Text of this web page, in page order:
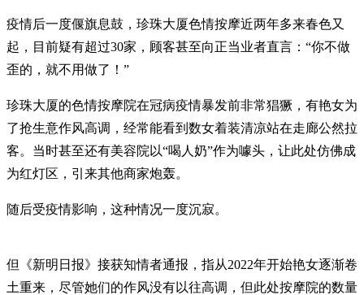
疫情后一度偃旗息鼓，珍珠大厦色情按摩近两年多来春色又
起，目前疑有超过30家，顾客甚至向正当业者直言：“你不做
歪的，就不用做了！”
珍珠大厦的色情按摩院在冠病疫情暴发前非常猖獗，有艳女为
了抢生意作风高调，经常能看到数女着装清凉站在走廊公然拉
客。当时甚至还有美容院以“喝人奶”作为噱头，让此处仿佛成
为红灯区，引来其他商家炮轰。
随后受疫情影响，这种情况一度沉寂。
但《新明日报》接获知情者通报，指从2022年开始艳女逐渐卷
土重来，尽管她们的作风没有以往高调，但此处按摩院的数量